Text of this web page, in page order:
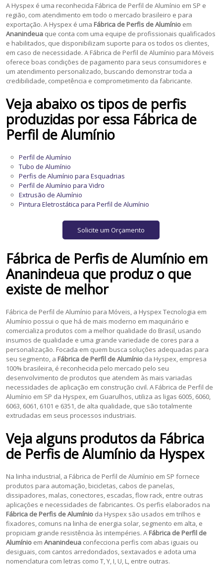
A Hyspex é uma reconhecida Fábrica de Perfil de Alumínio em SP e
região, com atendimento em todo o mercado brasileiro e para
exportação. A Hyspex é uma Fábrica de Perfis de Alumínio em
Ananindeua que conta com uma equipe de profissionais qualificados
e habilitados, que disponibilizam suporte para os todos os clientes,
em caso de necessidade. A Fábrica de Perfil de Alumínio para Móveis
oferece boas condições de pagamento para seus consumidores e
um atendimento personalizado, buscando demonstrar toda a
credibilidade, competência e comprometimento da fabricante.
Veja abaixo os tipos de perfis
produzidas por essa Fábrica de
Perfil de Alumínio
Perfil de Alumínio
Tubo de Alumínio
Perfis de Alumínio para Esquadrias
Perfil de Alumínio para Vidro
Extrusão de Alumínio
Pintura Eletrostática para Perfil de Alumínio
Solicite um Orçamento
Fábrica de Perfis de Alumínio em
Ananindeua que produz o que
existe de melhor
Fábrica de Perfil de Alumínio para Móveis, a Hyspex Tecnologia em
Alumínio possui o que há de mais moderno em maquinário e
comercializa produtos com a melhor qualidade do Brasil, usando
insumos de qualidade e uma grande variedade de cores para a
personalização. Focada em quem busca soluções adequadas para
seu segmento, a Fábrica de Perfil de Alumínio da Hyspex, empresa
100% brasileira, é reconhecida pelo mercado pelo seu
desenvolvimento de produtos que atendem às mais variadas
necessidades de aplicação em construção civil. A Fábrica de Perfil de
Alumínio em SP da Hyspex, em Guarulhos, utiliza as ligas 6005, 6060,
6063, 6061, 6101 e 6351, de alta qualidade, que são totalmente
extrudadas em seus processos industriais.
Veja alguns produtos da Fábrica
de Perfis de Alumínio da Hyspex
Na linha industrial, a Fábrica de Perfil de Alumínio em SP fornece
produtos para automação, bicicletas, cabos de panelas,
dissipadores, malas, conectores, escadas, flow rack, entre outras
aplicações e necessidades de fabricantes. Os perfis elaborados na
Fábrica de Perfis de Alumínio da Hyspex são usados em trilhos e
fixadores, comuns na linha de energia solar, segmento em alta, e
propiciam grande resistência às intempéries. A Fábrica de Perfil de
Alumínio emAnanindeua confecciona perfis com abas iguais ou
desiguais, com cantos arredondados, sextavados e adota uma
nomenclatura com letras como T, Y, I, U, L, entre outras.